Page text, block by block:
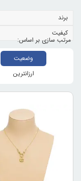
برند
کیفیت
وضعیت
ارزانترین